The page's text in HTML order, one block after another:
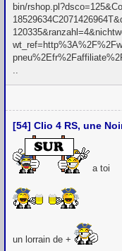
bin/
[54] Clio 4 RS, une
a toi
un lorrain de +